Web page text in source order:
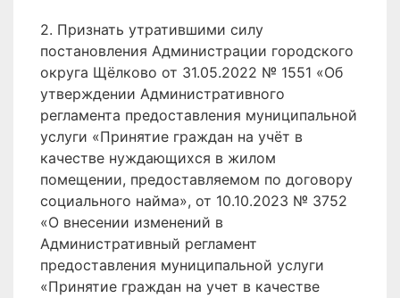
2. Признать утратившими силу
постановления Администрации городского
округа Щёлково от 31.05.2022 № 1551 «Об
утверждении Административного
регламента предоставления муниципальной
услуги «Принятие граждан на учёт в
качестве нуждающихся в жилом
помещении, предоставляемом по договору
социального найма», от 10.10.2023 № 3752
«О внесении изменений в
Административный регламент
предоставления муниципальной услуги
«Принятие граждан на учет в качестве